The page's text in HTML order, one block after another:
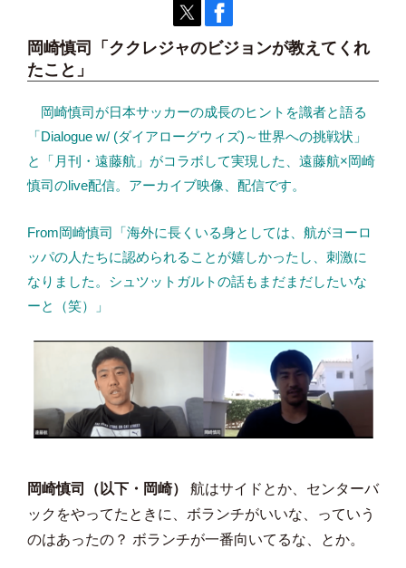
岡崎慎司「ククレジャのビジョンが教えてくれ
たこと」
岡崎慎司が日本サッカーの成長のヒントを識者と語る
「Dialogue w/ (ダイアローグウィズ)～世界への挑戦状」
と「月刊・遠藤航」がコラボして実現した、遠藤航×岡崎
慎司のlive配信。アーカイブ映像、配信です。
From岡崎慎司「海外に長くいる身としては、航がヨーロ
ッパの人たちに認められることが嬉しかったし、刺激に
なりました。シュツットガルトの話もまだまだしたいな
ーと（笑）」
岡崎慎司（以下・岡崎）
航はサイドとか、センターバ
ックをやってたときに、ボランチがいいな、っていう
のはあったの？ ボランチが一番向いてるな、とか。